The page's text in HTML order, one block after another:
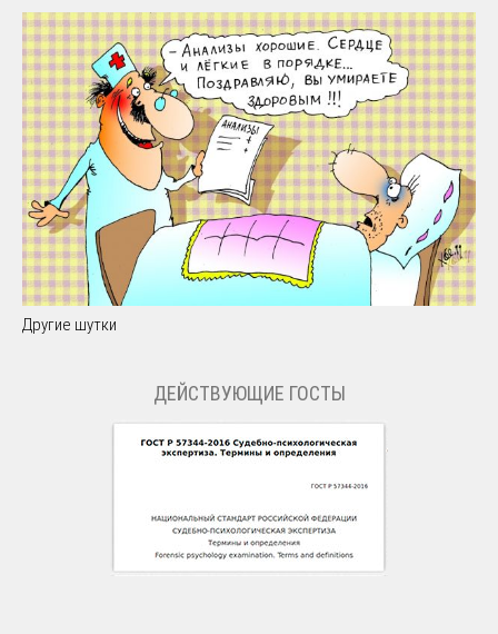
Другие шутки
ДЕЙСТВУЮЩИЕ ГОСТЫ